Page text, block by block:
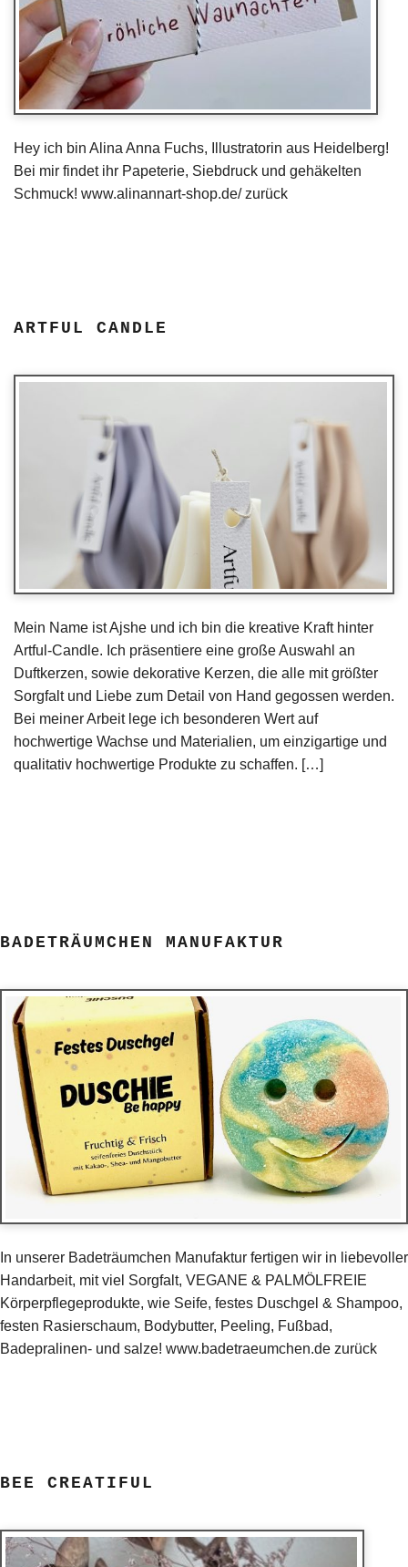
Hey ich bin Alina Anna Fuchs, Illustratorin aus Heidelberg!
Bei mir findet ihr Papeterie, Siebdruck und gehäkelten
Schmuck! www.alinannart-shop.de/ zurück
ARTFUL CANDLE
Mein Name ist Ajshe und ich bin die kreative Kraft hinter
Artful-Candle. Ich präsentiere eine große Auswahl an
Duftkerzen, sowie dekorative Kerzen, die alle mit größter
Sorgfalt und Liebe zum Detail von Hand gegossen werden.
Bei meiner Arbeit lege ich besonderen Wert auf
hochwertige Wachse und Materialien, um einzigartige und
qualitativ hochwertige Produkte zu schaffen. […]
BADETRÄUMCHEN MANUFAKTUR
In unserer Badeträumchen Manufaktur fertigen wir in liebevoller
Handarbeit, mit viel Sorgfalt, VEGANE & PALMÖLFREIE
Körperpflegeprodukte, wie Seife, festes Duschgel & Shampoo,
festen Rasierschaum, Bodybutter, Peeling, Fußbad,
Badepralinen- und salze! www.badetraeumchen.de zurück
BEE CREATIFUL